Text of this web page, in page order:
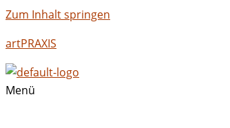
Zum Inhalt springen
artPRAXIS
Menü